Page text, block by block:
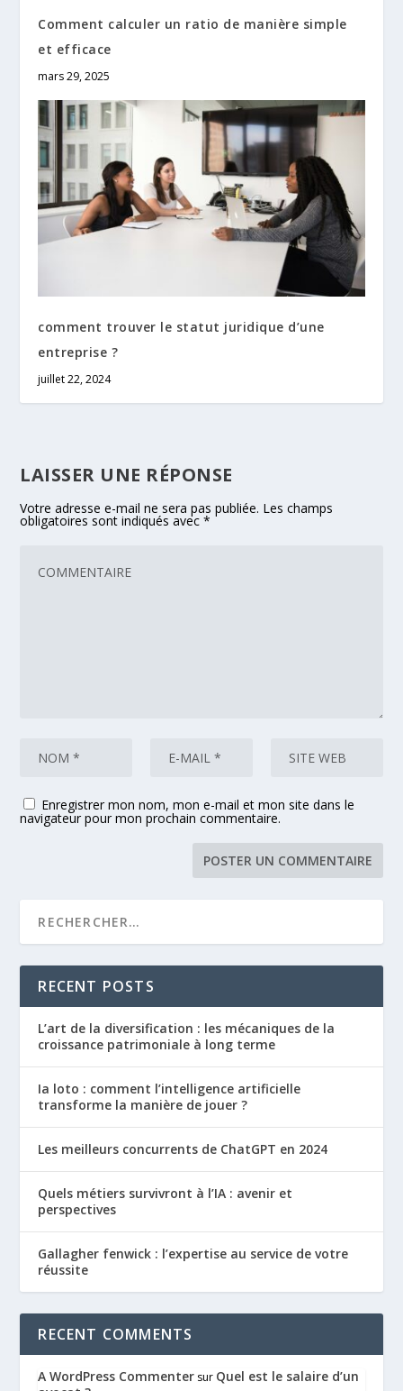
Comment calculer un ratio de manière simple
et efficace
mars 29, 2025
comment trouver le statut juridique d’une
entreprise ?
juillet 22, 2024
LAISSER UNE RÉPONSE
Votre adresse e-mail ne sera pas publiée. Les champs
obligatoires sont indiqués avec*
Enregistrer mon nom, mon e-mail et mon site dans le
navigateur pour mon prochain commentaire.
RECENT POSTS
L’art de la diversification : les mécaniques de la
croissance patrimoniale à long terme
Ia loto : comment l’intelligence artificielle
transforme la manière de jouer ?
Les meilleurs concurrents de ChatGPT en 2024
Quels métiers survivront à l’IA : avenir et
perspectives
Gallagher fenwick : l’expertise au service de votre
réussite
RECENT COMMENTS
A WordPress Commenter sur Quel est le salaire d’un